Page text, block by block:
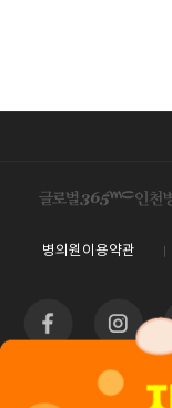
병의원이용약관
인천광역시 남동구 예술로